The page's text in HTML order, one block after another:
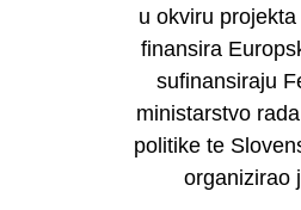
u okviru
finansira
sufinansiraju
ministarstvo
politike te
organizirao